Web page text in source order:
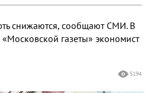
снижаются, сообщают СМИ. В
газеты» экономист
5194